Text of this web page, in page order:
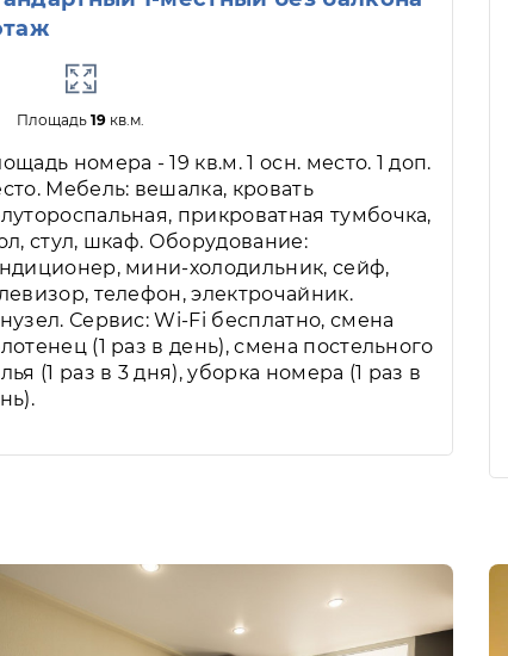
Площадь19 кв.м.
номера - 19 кв.м. 1 осн. место. 1 доп.
Мебель: вешалка, кровать
прикроватная тумбочка,
стул, шкаф. Оборудование:
мини-холодильник, сейф,
телефон, электрочайник.
Сервис: Wi-Fi бесплатно, смена
(1 раз в день), смена постельного
(1 раз в 3 дня), уборка номера (1 раз в